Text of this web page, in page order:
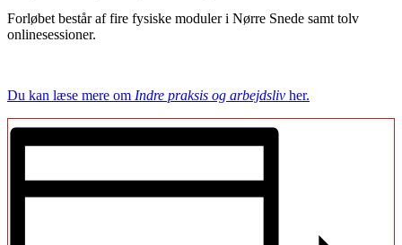
Forløbet består af fire fysiske moduler i Nørre Snede samt tolv
onlinesessioner.
Du kan læse mere om Indre praksis og arbejdsliv her.